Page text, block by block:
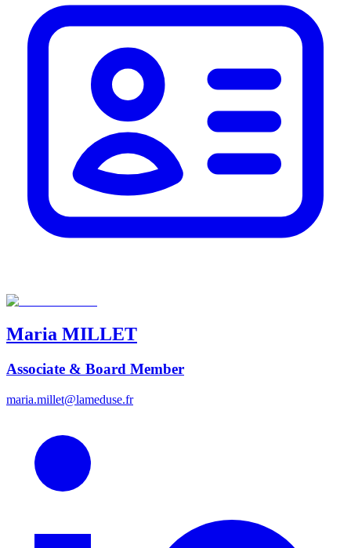
Maria MILLET
Associate & Board Member
maria.millet@lameduse.fr